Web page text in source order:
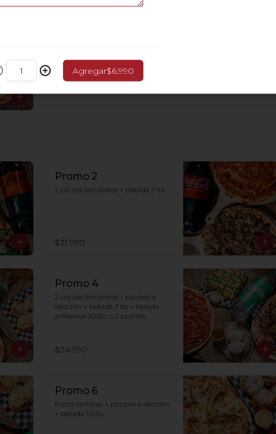
Promo 2
2 pizzas familiares + bebida 3 lts.
$31.990
Promo 4
2 pizzas familiares + picoteo a
elección + bebida 3 lts + helado
artesanal 500cc o 2 postres.
$34.990
Promo 6
Pizza familiar + picoteo a elección
+ bebida 1.5 lts.
Agregar$6.990